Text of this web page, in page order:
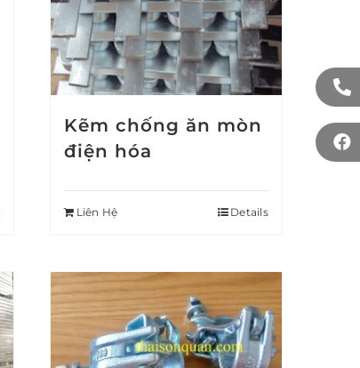
Kẽm chống ăn mòn
điện hóa
Liên Hệ Details